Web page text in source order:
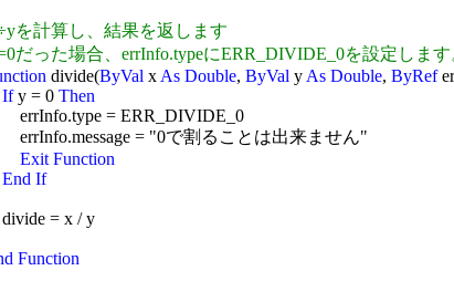
を計算し、結果を返します
だった場合、errInfo.typeにERR_DIVIDE_0を設定します
divide(ByVal x As Double, ByVal y As Double, ByRef
Ify = 0 Then
= ERR_DIVIDE_0
= "0で割ることは出来ません"
Exit Function
End If
= x / y
Function